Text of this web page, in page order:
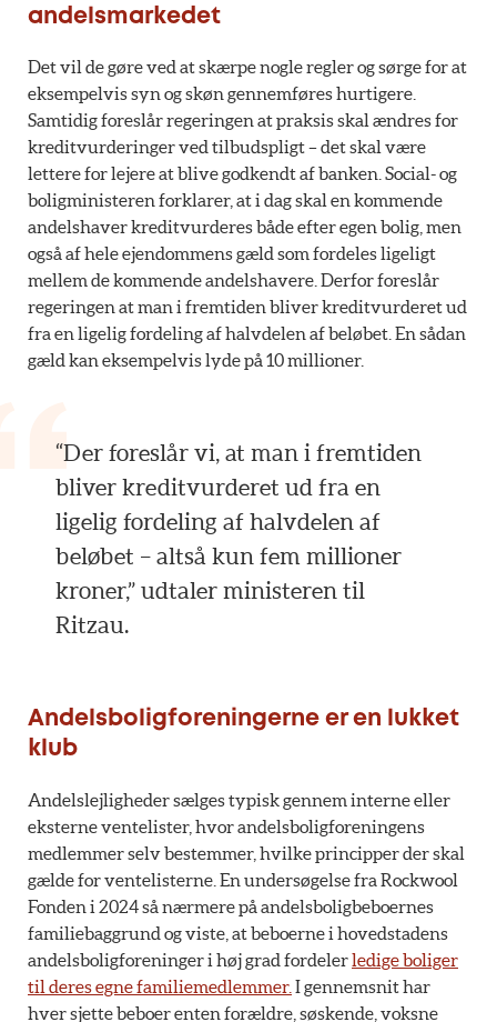
andelsmarkedet
Det vil de gøre ved at skærpe nogle regler og sørge for at
eksempelvis syn og skøn gennemføres hurtigere.
Samtidig foreslår regeringen at praksis skal ændres for
kreditvurderinger ved tilbudspligt – det skal være
lettere for lejere at blive godkendt af banken. Social- og
boligministeren forklarer, at i dag skal en kommende
andelshaver kreditvurderes både efter egen bolig, men
også af hele ejendommens gæld som fordeles ligeligt
mellem de kommende andelshavere. Derfor foreslår
regeringen at man i fremtiden bliver kreditvurderet ud
fra en ligelig fordeling af halvdelen af beløbet. En sådan
gæld kan eksempelvis lyde på 10 millioner.
“Der foreslår vi, at man i fremtiden
bliver kreditvurderet ud fra en
ligelig fordeling af halvdelen af
beløbet – altså kun fem millioner
kroner,” udtaler ministeren til
Ritzau.
Andelsboligforeningerne er en lukket
klub
Andelslejligheder sælges typisk gennem interne eller
eksterne ventelister, hvor andelsboligforeningens
medlemmer selv bestemmer, hvilke principper der skal
gælde for ventelisterne. En undersøgelse fra Rockwool
Fonden i 2024 så nærmere på andelsboligbeboernes
familiebaggrund og viste, at beboerne i hovedstadens
andelsboligforeninger i høj grad fordelerledige boliger
til deres egne familiemedlemmer. I gennemsnit har
hver sjette beboer enten forældre, søskende, voksne